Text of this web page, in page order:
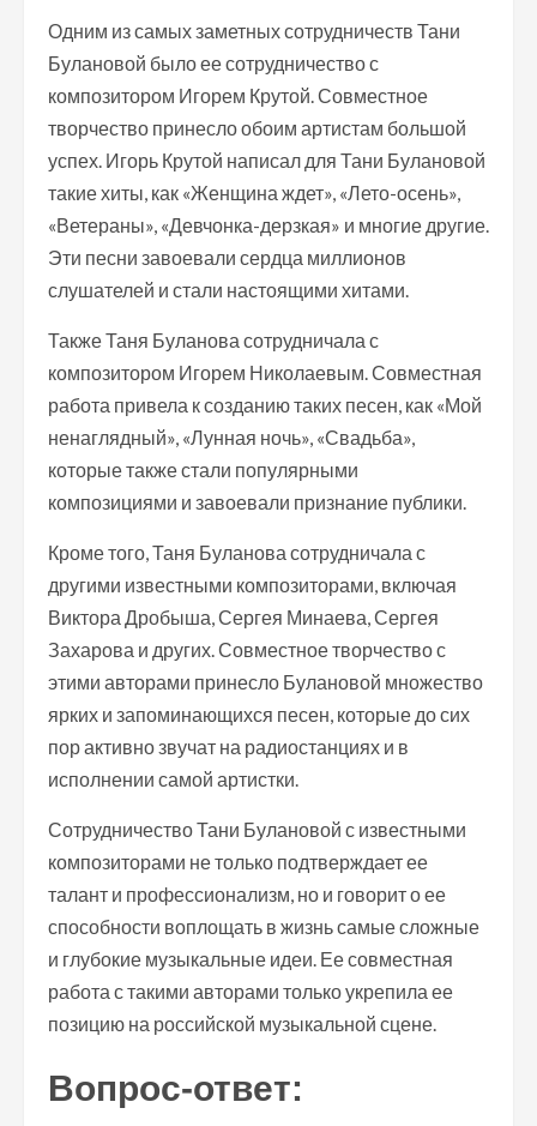
Одним из самых заметных сотрудничеств Тани
Булановой было ее сотрудничество с
композитором Игорем Крутой. Совместное
творчество принесло обоим артистам большой
успех. Игорь Крутой написал для Тани Булановой
такие хиты, как «Женщина ждет», «Лето-осень»,
«Ветераны», «Девчонка-дерзкая» и многие другие.
Эти песни завоевали сердца миллионов
слушателей и стали настоящими хитами.
Также Таня Буланова сотрудничала с
композитором Игорем Николаевым. Совместная
работа привела к созданию таких песен, как «Мой
ненаглядный», «Лунная ночь», «Свадьба»,
которые также стали популярными
композициями и завоевали признание публики.
Кроме того, Таня Буланова сотрудничала с
другими известными композиторами, включая
Виктора Дробыша, Сергея Минаева, Сергея
Захарова и других. Совместное творчество с
этими авторами принесло Булановой множество
ярких и запоминающихся песен, которые до сих
пор активно звучат на радиостанциях и в
исполнении самой артистки.
Сотрудничество Тани Булановой с известными
композиторами не только подтверждает ее
талант и профессионализм, но и говорит о ее
способности воплощать в жизнь самые сложные
и глубокие музыкальные идеи. Ее совместная
работа с такими авторами только укрепила ее
позицию на российской музыкальной сцене.
Вопрос-ответ: